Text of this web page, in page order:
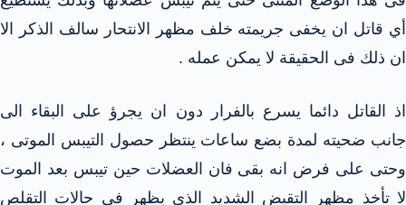
أي قاتل ان يخفى جريمته خلف مظهر الانتحار سالف الذكر الا
ان ذلك فى الحقيقة لا يمكن عمله .
اذ القاتل دائما يسرع بالفرار دون ان يجرؤ على البقاء الى
جانب ضحيته لمدة بضع ساعات ينتظر حصول التيبس الموتى ،
وحتى على فرض انه بقى فان العضلات حين تيبس بعد الموت
لا تأخذ مظهر التقبض الشديد الذى يظهر فى حالات التقلص